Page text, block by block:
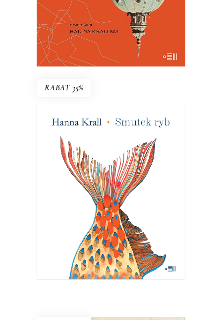
E-BOOK DO KOSZYKA
RABAT 35%
SMUTEK RYB
W 1983 roku pismo dla wędkarzy
postanowiło pomóc uznanej reporterce
– bezrobotnej w stanie wojennym. Tam
Hanna Krall mogła publikować bez
weryfikacji, bo w końcu trudno pisać
wywrotowe treści, pisząc o rybach. A
jednak…
37.00zł 24.05zł
KSIĄŻKA DO KOSZYKA